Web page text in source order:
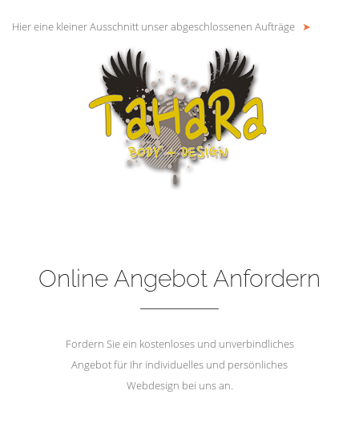
Hier eine kleiner Ausschnitt unser abgeschlossenen Aufträge ➤
Online Angebot Anfordern
Fordern Sie ein kostenloses und unverbindliches
Angebot für Ihr individuelles und persönliches
Webdesign bei uns an.